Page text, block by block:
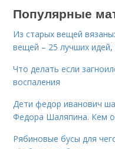
Популярные
Из старых вещей
вещей – 25 лучших
Что делать если
воспаления
Дети федор иванович
Федора Шаляпина. Кем
Рябиновые бусы для